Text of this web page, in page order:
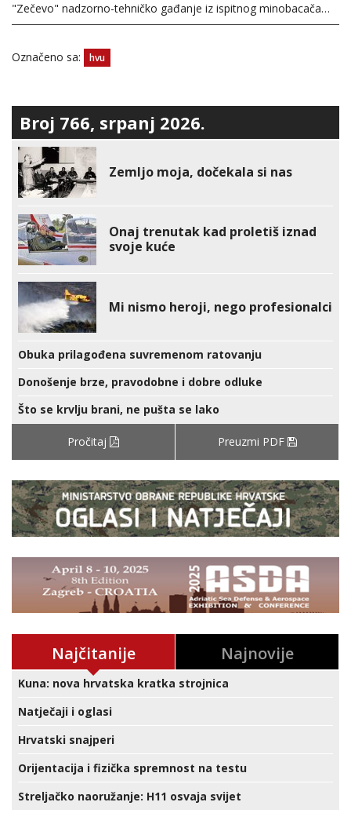
"Zečevo" nadzorno-tehničko gađanje iz ispitnog minobacača…
Označeno sa: hvu
Broj 766, srpanj 2026.
Zemljo moja, dočekala si nas
Onaj trenutak kad proletiš iznad
svoje kuće
Mi nismo heroji, nego profesionalci
Obuka prilagođena suvremenom ratovanju
Donošenje brze, pravodobne i dobre odluke
Što se krvlju brani, ne pušta se lako
Pročitaj Preuzmi PDF
Najčitanije Najnovije
Kuna: nova hrvatska kratka strojnica
Natječaji i oglasi
Hrvatski snajperi
Orijentacija i fizička spremnost na testu
Streljačko naoružanje: H11 osvaja svijet